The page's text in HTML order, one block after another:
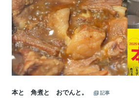
本と 角煮と おでんと。 記事